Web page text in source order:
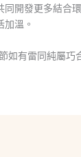
開發更多結合
溫。
如有雷同純屬巧